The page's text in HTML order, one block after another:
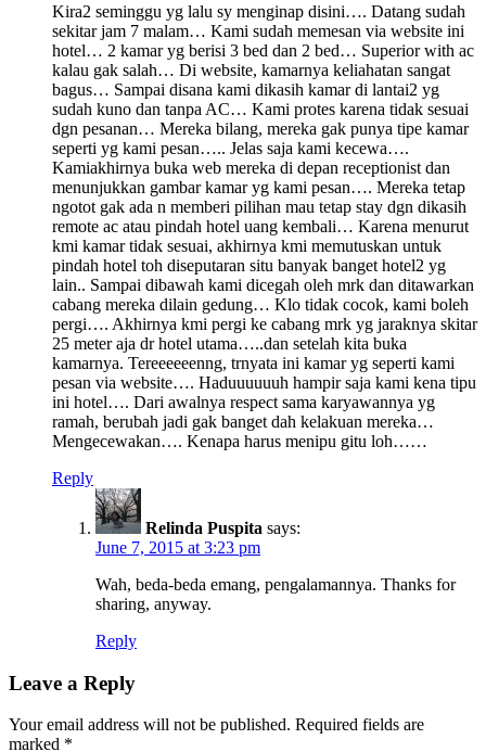
Kira2 seminggu yg lalu sy menginap disini…. Datang sudah
sekitar jam 7 malam… Kami sudah memesan via website ini
hotel… 2 kamar yg berisi 3 bed dan 2 bed… Superior with ac
kalau gak salah… Di website, kamarnya keliahatan sangat
bagus… Sampai disana kami dikasih kamar di lantai2 yg
sudah kuno dan tanpa AC… Kami protes karena tidak sesuai
dgn pesanan… Mereka bilang, mereka gak punya tipe kamar
seperti yg kami pesan….. Jelas saja kami kecewa….
Kamiakhirnya buka web mereka di depan receptionist dan
menunjukkan gambar kamar yg kami pesan…. Mereka tetap
ngotot gak ada n memberi pilihan mau tetap stay dgn dikasih
remote ac atau pindah hotel uang kembali… Karena menurut
kmi kamar tidak sesuai, akhirnya kmi memutuskan untuk
pindah hotel toh diseputaran situ banyak banget hotel2 yg
lain.. Sampai dibawah kami dicegah oleh mrk dan ditawarkan
cabang mereka dilain gedung… Klo tidak cocok, kami boleh
pergi…. Akhirnya kmi pergi ke cabang mrk yg jaraknya skitar
25 meter aja dr hotel utama…..dan setelah kita buka
kamarnya. Tereeeeeenng, trnyata ini kamar yg seperti kami
pesan via website…. Haduuuuuuh hampir saja kami kena tipu
ini hotel…. Dari awalnya respect sama karyawannya yg
ramah, berubah jadi gak banget dah kelakuan mereka…
Mengecewakan…. Kenapa harus menipu gitu loh……
Reply
Relinda Puspita says:
June 7, 2015 at 3:23 pm
Wah, beda-beda emang, pengalamannya. Thanks for
sharing, anyway.
Reply
Leave a Reply
Your email address will not be published. Required fields are
marked *